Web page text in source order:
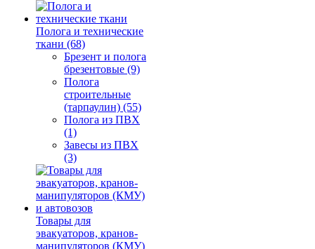
Полога и технические
ткани (68)
Брезент и полога
брезентовые (9)
Полога
строительные
(тарпаулин) (55)
Полога из ПВХ
(1)
Завесы из ПВХ
(3)
Товары для
эвакуаторов, кранов-
манипуляторов (КМУ)